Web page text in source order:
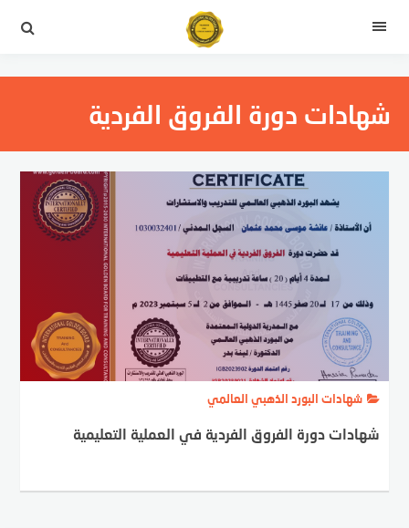
شهادات دورة الفروق الفردية
شهادات البورد الذهبي العالمي
شهادات دورة الفروق الفردية في العملية التعليمية